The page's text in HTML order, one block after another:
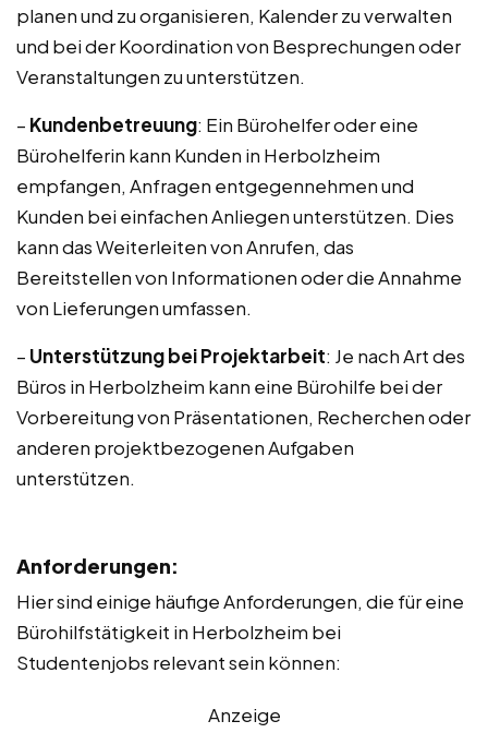
planen und zu organisieren, Kalender zu verwalten
und bei der Koordination von Besprechungen oder
Veranstaltungen zu unterstützen.
– Kundenbetreuung: Ein Bürohelfer oder eine
Bürohelferin kann Kunden in Herbolzheim
empfangen, Anfragen entgegennehmen und
Kunden bei einfachen Anliegen unterstützen. Dies
kann das Weiterleiten von Anrufen, das
Bereitstellen von Informationen oder die Annahme
von Lieferungen umfassen.
– Unterstützung bei Projektarbeit: Je nach Art des
Büros in Herbolzheim kann eine Bürohilfe bei der
Vorbereitung von Präsentationen, Recherchen oder
anderen projektbezogenen Aufgaben
unterstützen.
Anforderungen:
Hier sind einige häufige Anforderungen, die für eine
Bürohilfstätigkeit in Herbolzheim bei
Studentenjobs relevant sein können:
Anzeige